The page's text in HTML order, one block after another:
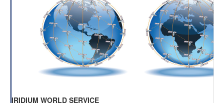
IRIDIUM WORLD SERVICE